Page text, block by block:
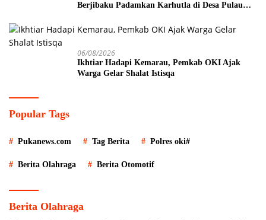
Berjibaku Padamkan Karhutla di Desa Pulau
06/08/2026
Ikhtiar Hadapi Kemarau, Pemkab OKI Ajak
Warga Gelar Shalat Istisqa
Popular Tags
Pukanews.com Tag Berita Polres oki#
Berita Olahraga Berita Otomotif
Berita Olahraga